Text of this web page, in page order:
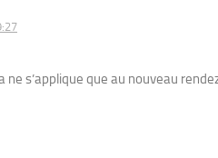
ne s’applique que au nouveau